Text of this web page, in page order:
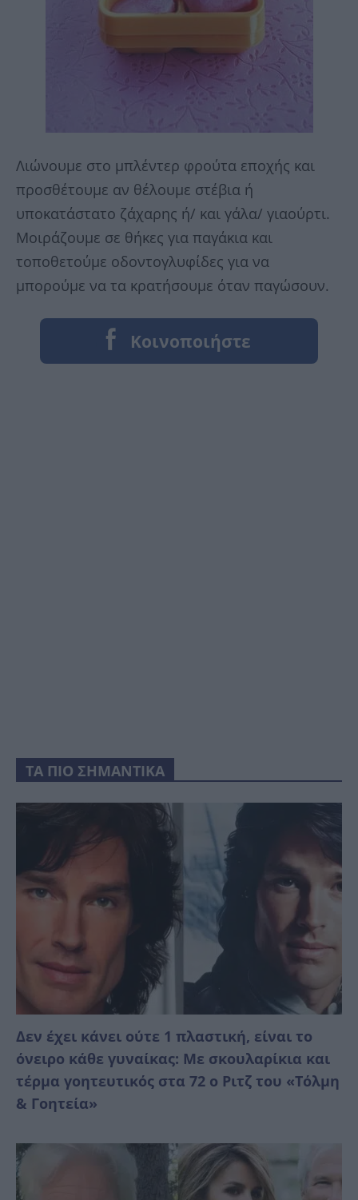
Λιώνουμε στο μπλέντερ φρούτα εποχής και
προσθέτουμε αν θέλουμε στέβια ή
υποκατάστατο ζάχαρης ή/ και γάλα/ γιαούρτι.
Μοιράζουμε σε θήκες για παγάκια και
τοποθετούμε οδοντογλυφίδες για να
μπορούμε να τα κρατήσουμε όταν παγώσουν.
ΤΑ ΠΙΟ ΣΗΜΑΝΤΙΚΑ
Δεν έχει κάνει ούτε 1 πλαστική, είναι το
όνειρο κάθε γυναίκας: Με σκουλαρίκια και
τέρμα γοητευτικός στα 72 ο Ριτζ του «Τόλμη
& Γοητεία»